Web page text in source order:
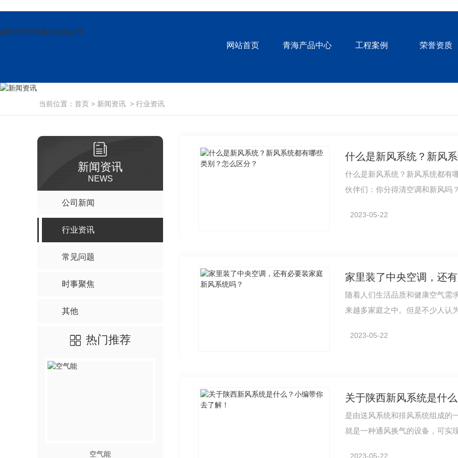
网站首页 青海产品中心 工程案例 荣誉资质
当前位置： 首页 > 新闻资讯 > 行业资讯
新闻资讯
NEWS
公司新闻
行业资讯
常见问题
时事聚焦
其他
热门推荐
空气能 风机盘管
什么是新风系统？新风
什么是新风系统？新风系统都有
伙伴们：你分得清空调和新风吗
2023-05-22
家里装了中央空调，还
随着人们生活品质和健康空气需
来越多家庭之中。但是不少人认
2023-05-22
关于陕西新风系统是什
是由送风系统和排风系统组成的
就是一种通风换气的设备，可实
2023-05-22